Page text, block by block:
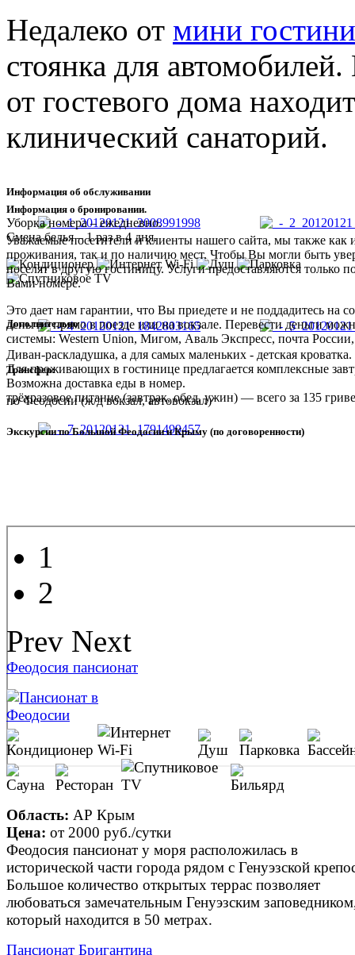
Недалеко от мини
стоянка для
от гостевого дома
клинический санаторий.
Информация об обслуживании
Уборка номера – ежедневно.
Смена белья – 1 раз в 4 дня.
Дополнительно
Диван-раскладушка, а для самых маленьких - детская кроватка.
Для проживающих в гостинице предлагается комплексные
Возможна доставка еды в номер.
трёхразовое питание (завтрак, обед, ужин) — всего за 135
Информация о бронировании.
Уважаемые посетители и клиенты нашего сайта, мы также
проживания, так и по наличию мест. Чтобы Вы могли быть
поселят в другую гостиницу. Услуги предоставляются
Вами номере.
Это дает нам гарантии, что Вы приедете и не поддадитесь
деньги» прямо в поезде или на вокзале. Перевести деньги
системы: Western Union, Мигом, Аваль Экспресс, почта
Трансфер:
по Феодосии (ж/д вокзал, автовокзал)
Экскурсии по Большой Феодосии и Крыму (по договоренности)
1
2
Prev Next
Феодосия пансионат
Область: АР Крым
Цена: от 2000 руб./сутки
Феодосия пансионат у моря расположилась в
исторической части города рядом с Генуэзской
Большое количество открытых террас позволяет
любоваться замечательным Генуэзским
который находится в 50 метрах.
Пансионат Бригантина